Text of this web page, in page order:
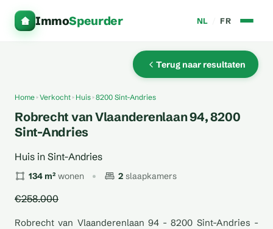
ImmoSpeurder NL FR
Terug naar resultaten
Home Verkocht Huis 8200 Sint-Andries
Robrecht van Vlaanderenlaan 94, 8200
Sint-Andries
Huis in Sint-Andries
134 m² wonen 2 slaapkamers
€258.000
Robrecht van Vlaanderenlaan 94 - 8200 Sint-Andries -